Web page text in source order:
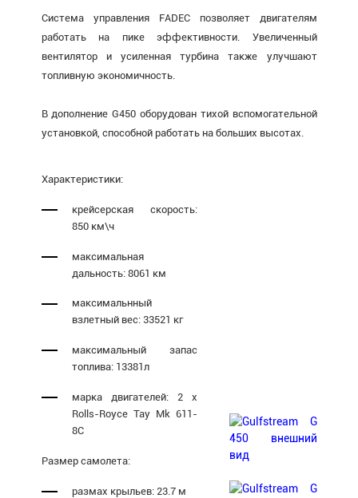
Система управления FADEC позволяет двигателям
работать на пике эффективности. Увеличенный
вентилятор и усиленная турбина также улучшают
топливную экономичность.
В дополнение G450 оборудован тихой вспомогательной
установкой, способной работать на больших высотах.
Характеристики:
крейсерская скорость:
850 км\ч
максимальная
дальность: 8061 км
максимальнный
взлетный вес: 33521 кг
максимальный запас
топлива: 13381л
марка двигателей: 2 x
Rolls-Royce Tay Mk 611-
8C
Размер самолета:
размах крыльев: 23.7 м